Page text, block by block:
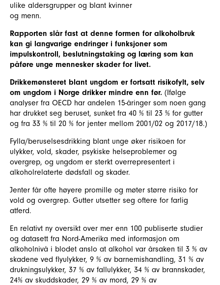
ulike aldersgrupper og blant kvinner
og menn.
Rapporten slår fast at denne formen for alkoholbruk
kan gi langvarige endringer i funksjoner som
impulskontroll, beslutningstaking og læring som kan
påføre unge mennesker skader for livet.
Drikkemønsteret blant ungdom er fortsatt risikofylt, selv
om ungdom i Norge drikker mindre enn før. (Ifølge
analyser fra OECD har andelen 15-åringer som noen gang
har drukket seg beruset, sunket fra 40 % til 23 % for gutter
og fra 33 % til 20 % for jenter mellom 2001/02 og 2017/18.)
Fylla/beruselsesdrikking blant unge øker risikoen for
ulykker, vold, skader, psykiske helseproblemer og
overgrep, og ungdom er sterkt overrepresentert i
alkoholrelaterte dødsfall og skader.
Jenter får ofte høyere promille og møter større risiko for
vold og overgrep. Gutter utsetter seg oftere for farlig
atferd.
En relativt ny oversikt over mer enn 100 publiserte studier
og datasett fra Nord-Amerika med informasjon om
alkoholnivå i blodet anslo at alkohol var årsaken til 3 % av
skadene ved flyulykker, 9 % av barnemishandling, 31 % av
drukningsulykker, 37 % av fallulykker, 34 % av brannskader,
24% av skuddskader, 29 % av mord, 29 % av